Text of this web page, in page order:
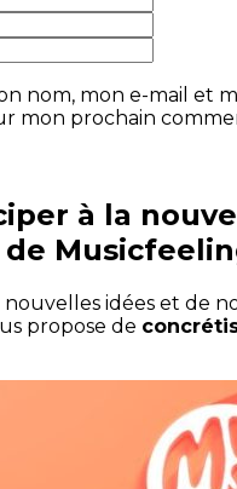
nom, mon e-mail et
mon prochain
à la
nouvelles idées et de
propose de